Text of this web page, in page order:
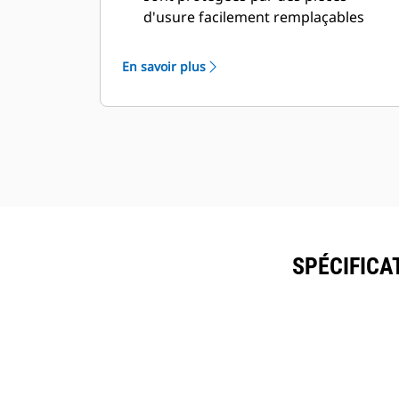
d'usure facilement remplaçables
Prolongez la durée d'exploitation de
chaque lame avant remplacement. La
plupart des lames de coupe peuvent
corps du vérin principal est protégé
à l'intérieur de l'enveloppe.
En savoir plus